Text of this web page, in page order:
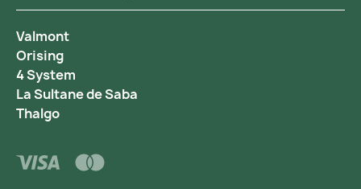
Valmont
Orising
4 System
La Sultane de Saba
Thalgo